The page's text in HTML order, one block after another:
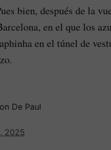
bien, después de la
en el que los
en el túnel de
De Paul
2025